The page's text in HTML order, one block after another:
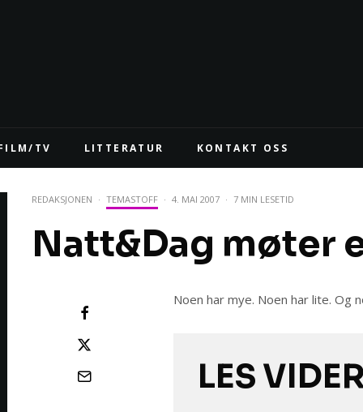
TV LITTERATUR KONTAKT OSS
REDAKSJONEN · TEMASTOFF · 4. MAI 2007 · 7 MIN LESETID
Natt&Dag møter
Noen har mye. Noen har lite. Og
LES